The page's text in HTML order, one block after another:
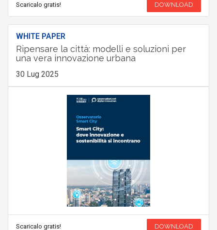
Scaricalo gratis! DOWNLOAD
WHITE PAPER
Ripensare la città: modelli e soluzioni per
una vera innovazione urbana
30 Lug 2025
Scaricalo gratis! DOWNLOAD